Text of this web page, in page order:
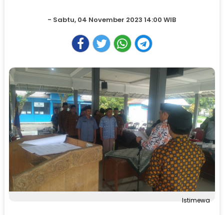
- Sabtu, 04 November 2023 14:00 WIB
Istimewa